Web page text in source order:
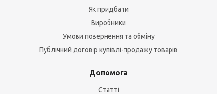
Як придбати
Виробники
Умови повернення та обміну
Публічний договір купівлі-продажу товарів
Допомога
Статті